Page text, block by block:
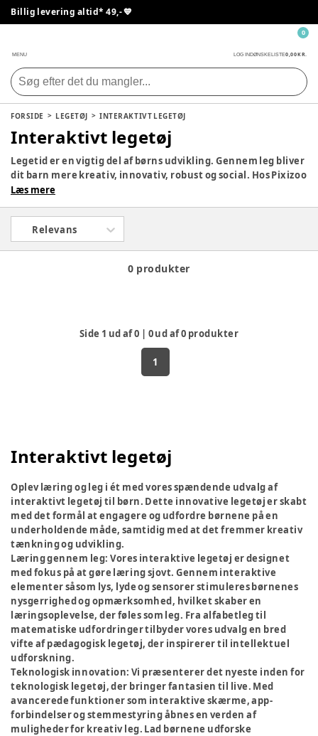
Billig levering altid* 49,- 💙
MENU LOG INDØNSKELISTE0,00 KR.
0
FORSIDE LEGETØJ INTERAKTIVT LEGETØJ
Interaktivt legetøj
Legetid er en vigtig del af børns udvikling. Gennem leg bliver
dit barn mere kreativ, innovativ, robust og social. Hos Pixizoo
har vi samlet det bedste legetøj til både babyer og børn.
barn her.
Læs mere
Relevans
0 produkter
Side 1 ud af0 | 0ud af0 produkter
1
Interaktivt legetøj
Oplev læring og leg i ét med vores spændende udvalg af
interaktivt legetøj til børn. Dette innovative legetøj er skabt
med det formål at engagere og udfordre børnene på en
underholdende måde, samtidig med at det fremmer kreativ
tænkning og udvikling.
Læring gennem leg: Vores interaktive legetøj er designet
med fokus på at gøre læring sjovt. Gennem interaktive
elementer såsom lys, lyde og sensorer stimuleres børnenes
nysgerrighed og opmærksomhed, hvilket skaber en
læringsoplevelse, der føles som leg. Fra alfabetleg til
matematiske udfordringer tilbyder vores udvalg en bred
vifte af pædagogisk legetøj, der inspirerer til intellektuel
udforskning.
Teknologisk innovation: Vi præsenterer det nyeste inden for
teknologisk legetøj, der bringer fantasien til live. Med
avancerede funktioner som interaktive skærme, app-
forbindelser og stemmestyring åbnes en verden af
muligheder for kreativ leg. Lad børnene udforske